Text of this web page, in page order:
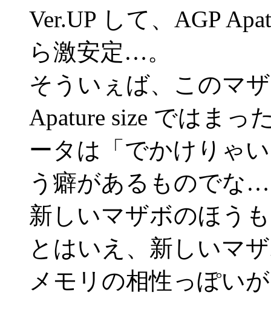
Ver.UP して、AGP
ら激安定…。
そういぇば、このマ
Apature size ではま
ータは「でかけりゃ
う癖があるものでな
新しいマザボのほう
とはいえ、新しいマ
メモリの相性っぽい